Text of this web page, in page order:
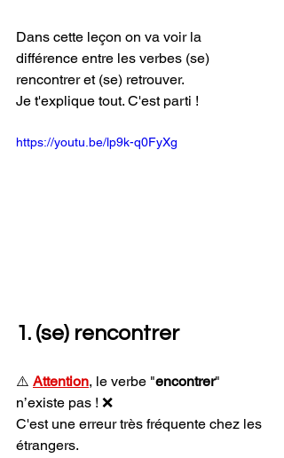
Dans cette leçon on va voir la
différence entre les verbes (se)
rencontrer et (se) retrouver.
Je t'explique tout. C'est parti !
https://youtu.be/lp9k-q0FyXg
1. (se) rencontrer
⚠️ Attention, le verbe "encontrer"
n’existe pas ! ❌
C'est une erreur très fréquente chez les
étrangers.